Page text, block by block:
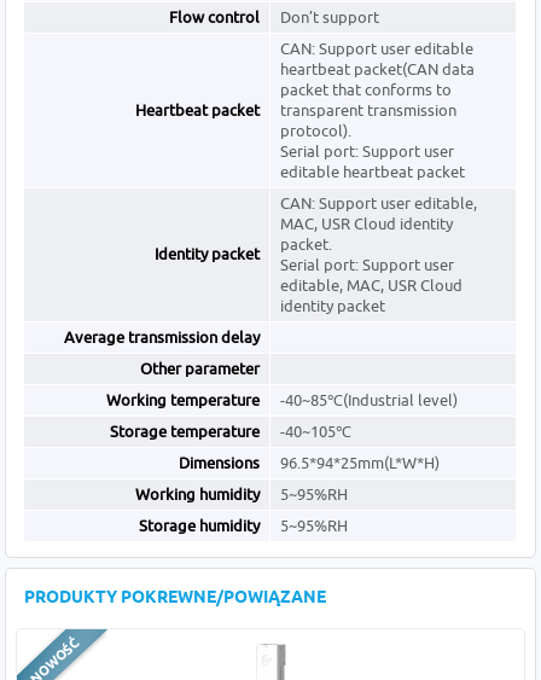
Flow control Don’t support
Heartbeat packet
CAN: Support user editable
heartbeat packet(CAN data
packet that conforms to
transparent transmission
protocol).
Serial port: Support user
editable heartbeat packet
Identity packet
CAN: Support user editable,
MAC, USR Cloud identity
packet.
Serial port: Support user
editable, MAC, USR Cloud
identity packet
Average transmission delay
Other parameter
Working temperature
-40~85℃(Industrial level)
Storage temperature
-40~105℃
Dimensions
96.5*94*25mm(L*W*H)
Working humidity
5~95%RH
Storage humidity
5~95%RH
PRODUKTY POKREWNE/POWIĄZANE